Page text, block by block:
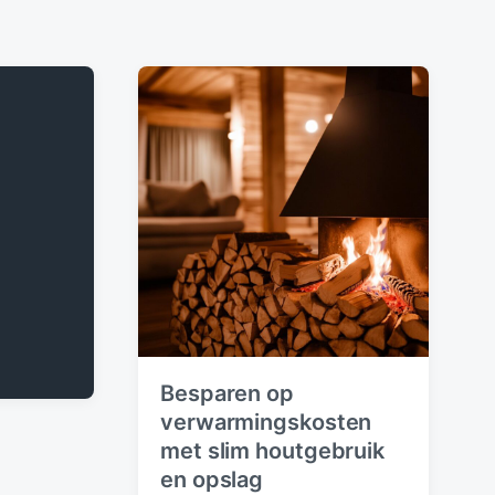
Besparen op
verwarmingskosten
met slim houtgebruik
en opslag